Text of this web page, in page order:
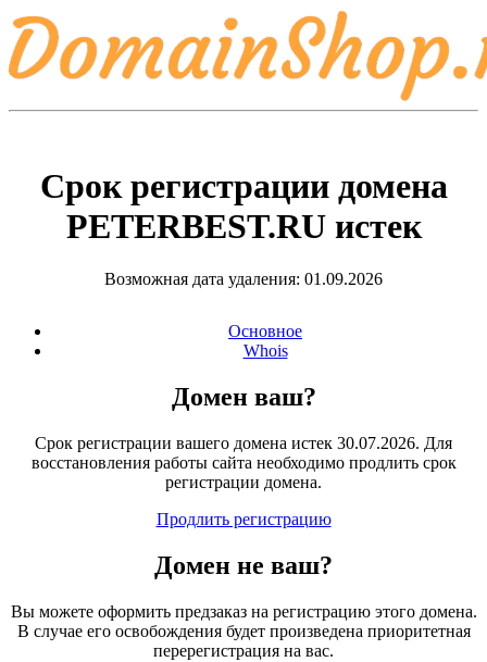
Срок регистрации домена
PETERBEST.RUистек
Возможная дата удаления: 01.09.2026
Основное
Whois
Домен ваш?
Срок регистрации вашего домена истек 30.07.2026. Для
восстановления работы сайта необходимо продлить срок
регистрации домена.
Продлить регистрацию
Домен не ваш?
Вы можете оформить предзаказ на регистрацию этого домена.
В случае его освобождения будет произведена приоритетная
перерегистрация на вас.